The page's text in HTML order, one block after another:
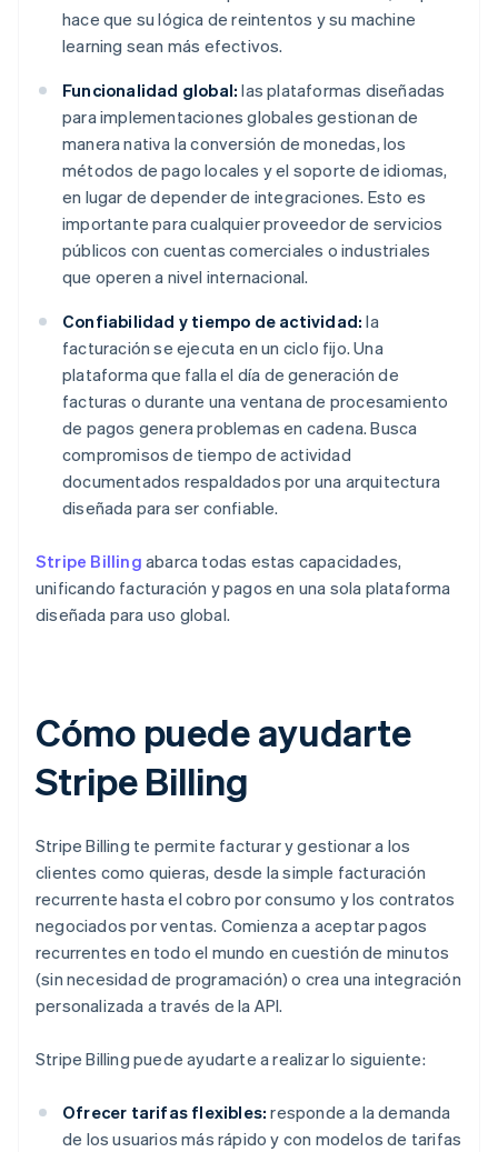
hace que su lógica de reintentos y su machine
learning sean más efectivos.
Funcionalidad global: las plataformas diseñadas
para implementaciones globales gestionan de
manera nativa la conversión de monedas, los
métodos de pago locales y el soporte de idiomas,
en lugar de depender de integraciones. Esto es
importante para cualquier proveedor de servicios
públicos con cuentas comerciales o industriales
que operen a nivel internacional.
Confiabilidad y tiempo de actividad: la
facturación se ejecuta en un ciclo fijo. Una
plataforma que falla el día de generación de
facturas o durante una ventana de procesamiento
de pagos genera problemas en cadena. Busca
compromisos de tiempo de actividad
documentados respaldados por una arquitectura
diseñada para ser confiable.
Stripe Billing abarca todas estas capacidades,
unificando facturación y pagos en una sola plataforma
diseñada para uso global.
Cómo puede ayudarte
Stripe Billing
Stripe Billing te permite facturar y gestionar a los
clientes como quieras, desde la simple facturación
recurrente hasta el cobro por consumo y los contratos
negociados por ventas. Comienza a aceptar pagos
recurrentes en todo el mundo en cuestión de minutos
(sin necesidad de programación) o crea una integración
personalizada a través de la API.
Stripe Billing puede ayudarte a realizar lo siguiente:
Ofrecer tarifas flexibles: responde a la demanda
de los usuarios más rápido y con modelos de tarifas